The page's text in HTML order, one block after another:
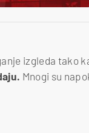
izgleda tako
Mnogi su